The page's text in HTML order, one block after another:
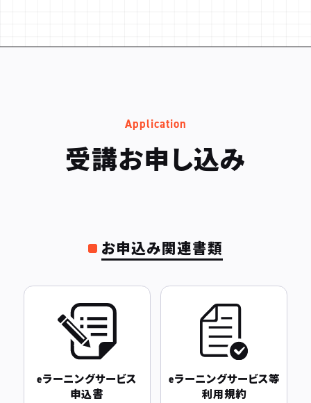
Application
受講お申し込み
お申込み関連書類
eラーニングサービス
申込書
eラーニングサービス等
利用規約